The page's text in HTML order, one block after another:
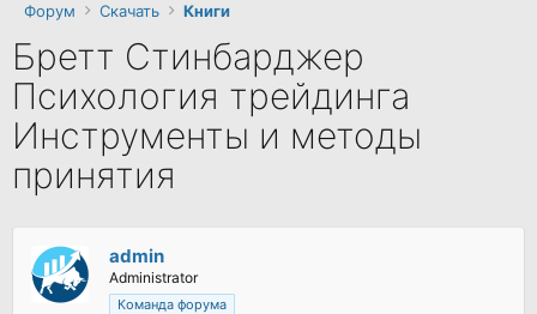
Форум Скачать Книги
Бретт Стинбарджер
Психология трейдинга
Инструменты и методы
принятия
admin
Administrator
Команда форума